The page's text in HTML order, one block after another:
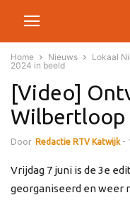
Home Nieuws Lokaal
2024 in beeld
[Video]
Wilbertloop
Door Redactie RTV Katwijk -
Vrijdag 7 juni is de 3e
georganiseerd en weer